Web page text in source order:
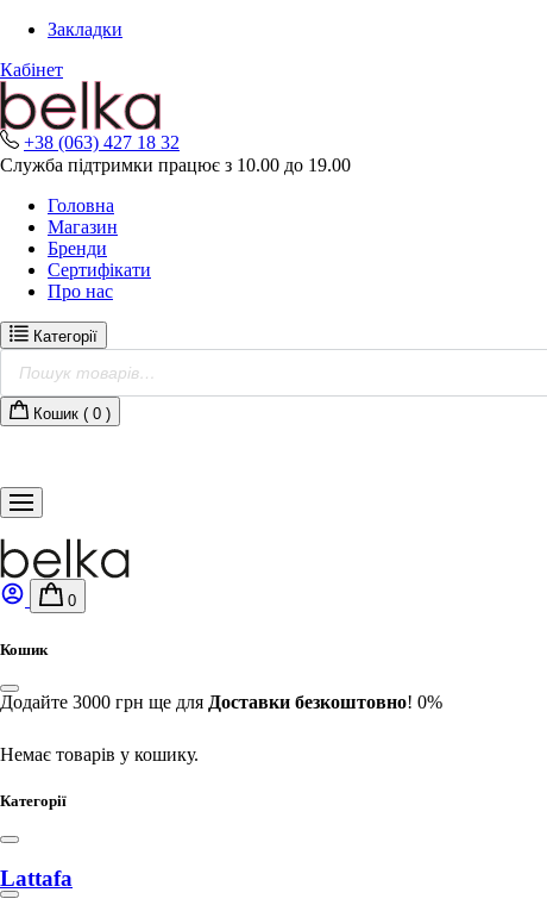
Закладки
Кабінет
+38 (063) 427 18 32
Служба підтримки працює з 10.00 до 19.00
Головна
Магазин
Бренди
Сертифікати
Про нас
Категорії
Пошук
товарів
Кошик ( 0 )
0
Кошик
Додайте 3000 грн ще для Доставки безкоштовно! 0%
Немає товарів у кошику.
Категорії
Lattafa